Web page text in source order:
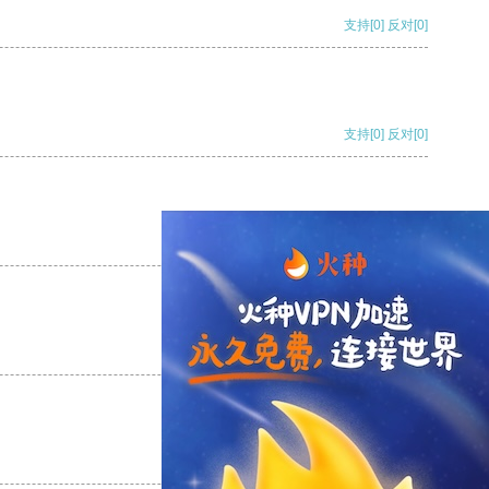
支持[0] 反对[0]
支持[0] 反对[0]
支持 [0] 反对[0]
支持[0] 反对